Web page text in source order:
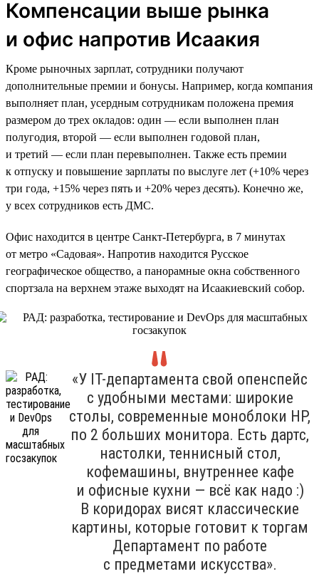
Компенсации выше рынка
и офис напротив Исаакия
Кроме рыночных зарплат, сотрудники получают
дополнительные премии и бонусы. Например, когда компания
выполняет план, усердным сотрудникам положена премия
размером до трех окладов: один — если выполнен план
полугодия, второй — если выполнен годовой план,
и третий — если план перевыполнен. Также есть премии
к отпуску и повышение зарплаты по выслуге лет (+10% через
три года, +15% через пять и +20% через десять). Конечно же,
у всех сотрудников есть ДМС.
Офис находится в центре Санкт-Петербурга, в 7 минутах
от метро «Садовая». Напротив находится Русское
географическое общество, а панорамные окна собственного
спортзала на верхнем этаже выходят на Исаакиевский собор.
«У IT-департамента свой опенспейс
с удобными местами: широкие
столы, современные моноблоки HP,
по 2 больших монитора. Есть дартс,
настолки, теннисный стол,
кофемашины, внутреннее кафе
и офисные кухни — всё как надо :)
В коридорах висят классические
картины, которые готовит к торгам
Департамент по работе
с предметами искусства».